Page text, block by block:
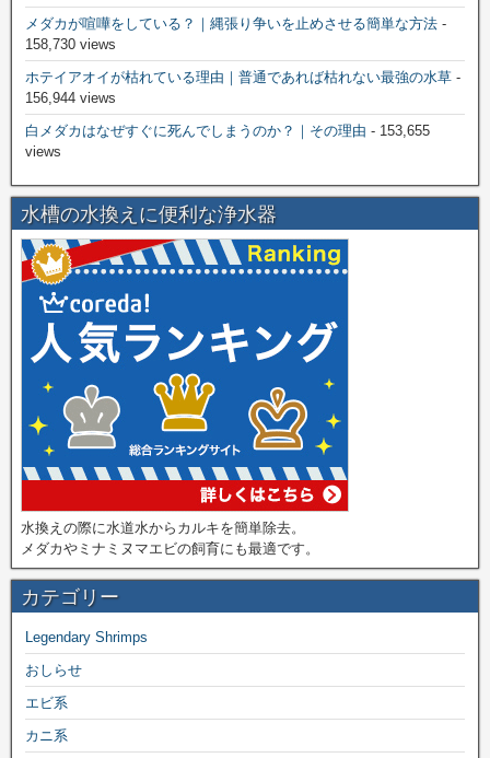
メダカが喧嘩をしている？｜縄張り争いを止めさせる簡単な方法 -
158,730 views
ホテイアオイが枯れている理由｜普通であれば枯れない最強の水草 -
156,944 views
白メダカはなぜすぐに死んでしまうのか？｜その理由 - 153,655
views
水槽の水換えに便利な浄水器
水換えの際に水道水からカルキを簡単除去。
メダカやミナミヌマエビの飼育にも最適です。
カテゴリー
Legendary Shrimps
おしらせ
エビ系
カニ系